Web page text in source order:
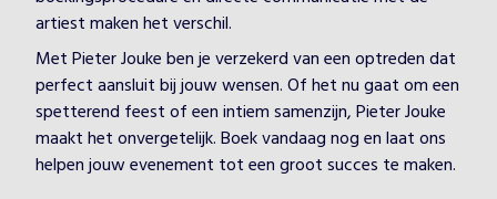
artiest maken het verschil.
Met Pieter Jouke ben je verzekerd van een optreden dat
perfect aansluit bij jouw wensen. Of het nu gaat om een
spetterend feest of een intiem samenzijn, Pieter Jouke
maakt het onvergetelijk. Boek vandaag nog en laat ons
helpen jouw evenement tot een groot succes te maken.